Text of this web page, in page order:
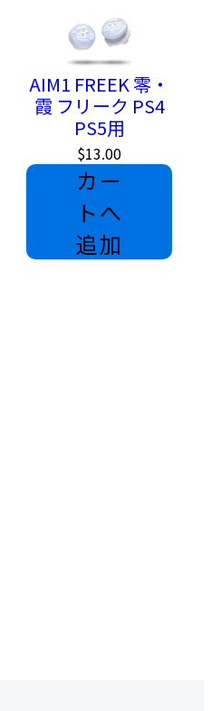
の背面ボタンが初期搭載され
ています。
AIM1 FREEK 零・
霞 フリーク PS4
PS5用
$13.00
カー
トへ
追加